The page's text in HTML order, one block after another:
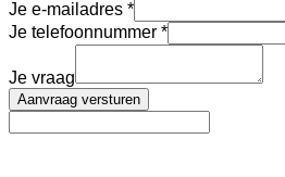
Je e-mailadres
Je telefoonnummer
Je vraag
Aanvraag versturen